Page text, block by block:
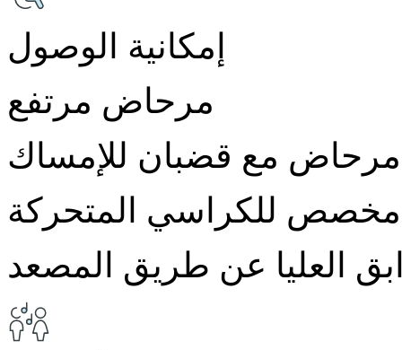
إمكانية الوصول
مرحاض مرتفع
مرحاض مع قضبان للإمساك
مخصص للكراسي المتحركة
العليا عن طريق المصعد